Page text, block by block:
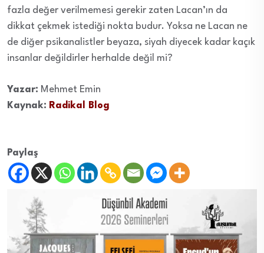
fazla değer verilmemesi gerekir zaten Lacan’ın da
dikkat çekmek istediği nokta budur. Yoksa ne Lacan ne
de diğer psikanalistler beyaza, siyah diyecek kadar kaçık
insanlar değildirler herhalde değil mi?
Yazar: Mehmet Emin
Kaynak: Radikal Blog
Paylaş